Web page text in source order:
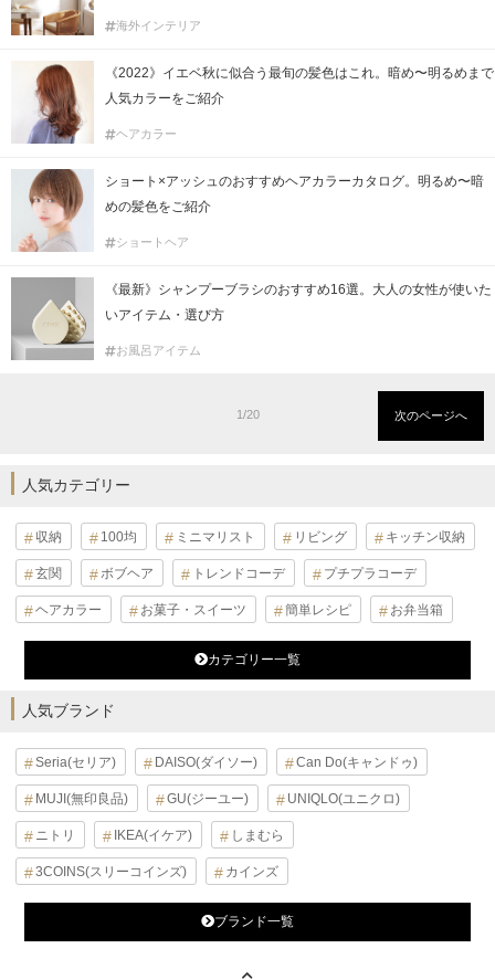
海外インテリア
《2022》イエベ秋に似合う最旬の髪色はこれ。暗め〜明るめまで
人気カラーをご紹介
ヘアカラー
ショート×アッシュのおすすめヘアカラーカタログ。明るめ〜暗
めの髪色をご紹介
ショートヘア
《最新》シャンプーブラシのおすすめ16選。大人の女性が使いた
いアイテム・選び方
お風呂アイテム
1/20 次のページへ
人気カテゴリー
収納 100均 ミニマリスト リビング キッチン収納
玄関 ボブヘア トレンドコーデ プチプラコーデ
ヘアカラー お菓子・スイーツ 簡単レシピ お弁当箱
カテゴリー一覧
人気ブランド
Seria(セリア) DAISO(ダイソー) Can Do(キャンドゥ)
MUJI(無印良品) GU(ジーユー) UNIQLO(ユニクロ)
ニトリ IKEA(イケア) しまむら
3COINS(スリーコインズ) カインズ
ブランド一覧